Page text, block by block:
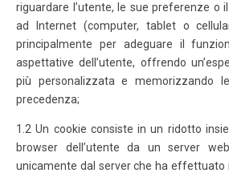
riguardare l’utente, le sue preferenze o
ad Internet (computer, tablet o
principalmente per adeguare il
aspettative dell’utente, offrendo
più personalizzata e memorizzando
precedenza;
1.2 Un cookie consiste in un ridotto
browser dell’utente da un server
unicamente dal server che ha effettuato